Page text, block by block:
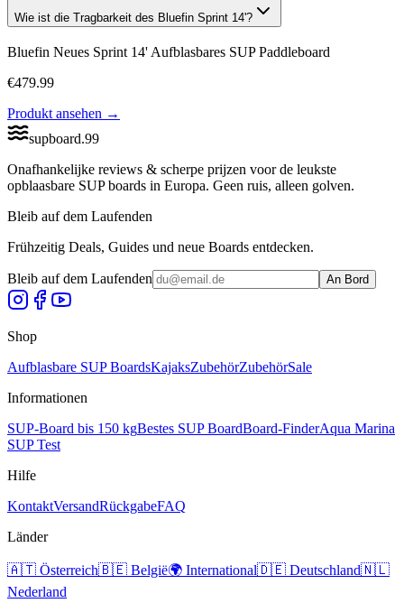
Wie ist die Tragbarkeit des Bluefin Sprint 14'?
Bluefin Neues Sprint 14' Aufblasbares SUP Paddleboard
€479.99
Produkt ansehen →
supboard.99
Onafhankelijke reviews & scherpe prijzen voor de leukste
opblaasbare SUP boards in Europa. Geen ruis, alleen golven.
Bleib auf dem Laufenden
Frühzeitig Deals, Guides und neue Boards entdecken.
Bleib auf dem Laufenden An Bord
Shop
Aufblasbare SUP BoardsKajaksZubehörZubehörSale
Informationen
SUP-Board bis 150 kgBestes SUP BoardBoard-FinderAqua Marina
SUP Test
Hilfe
KontaktVersandRückgabeFAQ
Länder
🇦🇹 Österreich🇧🇪 België🌍 International🇩🇪 Deutschland🇳🇱
Nederland